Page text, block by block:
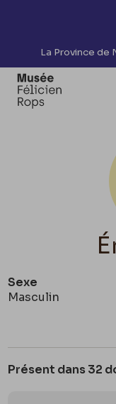
Accèder
La Province de
Sexe
Masculin
Présent dans 32